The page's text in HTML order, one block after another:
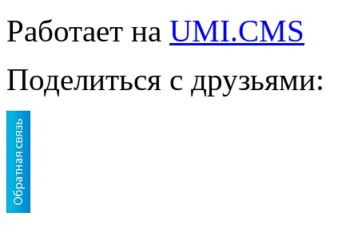
Работает на UMI.CMS
Поделиться с друзьями: